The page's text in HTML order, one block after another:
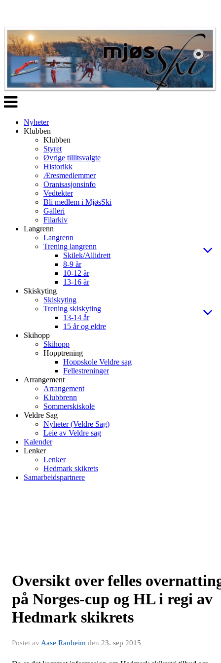
Veksle
navigasjon
Nyheter
Klubben
Klubben
Styret
Øvrige tillitsvalgte
Historikk
Æresmedlemmer
Oranisasjonsinfo
Vedtekter
Bli medlem i MjøsSki
Galleri
Filarkiv
Langrenn
Langrenn
Trening langrenn
Skilek/Allidrett
8-9 år
10-12 år
13-16 år
Skiskyting
Skiskyting
Trening skiskyting
13-14 år
15 år og eldre
Skihopp
Skihopp
Hopptrening
Hoppskole Veldre sag
Fellestreninger
Arrangement
Arrangement
Klubbrenn
Sommerskiskole
Veldre Sag
Nyheter (Veldre Sag)
Leie av Veldre sag
Kalender
Lenker
Lenker
Hedmark skikrets
Samarbeidspartnere
Oversikt over felles
på Norges-cup og HL i regi av
Hedmark skikrets
Postet av Aase Ranheim den 23. sep 2015